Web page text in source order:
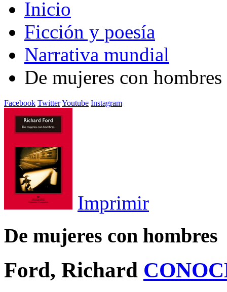
Inicio
Ficción y poesía
Narrativa mundial
De mujeres con hombres
Facebook TwitterYoutube Instagram
Imprimir
De mujeres con hombres
Ford, Richard